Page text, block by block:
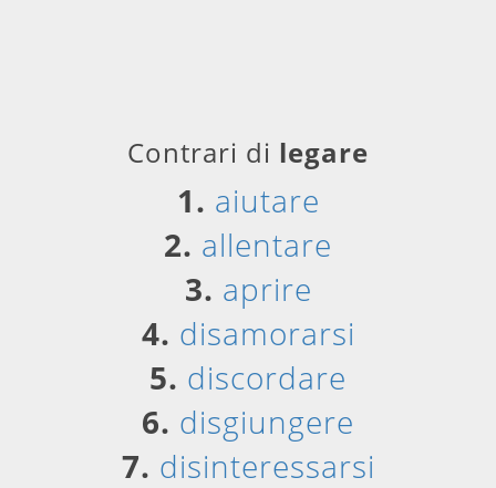
Contrari di legare
1. aiutare
2. allentare
3. aprire
4. disamorarsi
5. discordare
6. disgiungere
7. disinteressarsi